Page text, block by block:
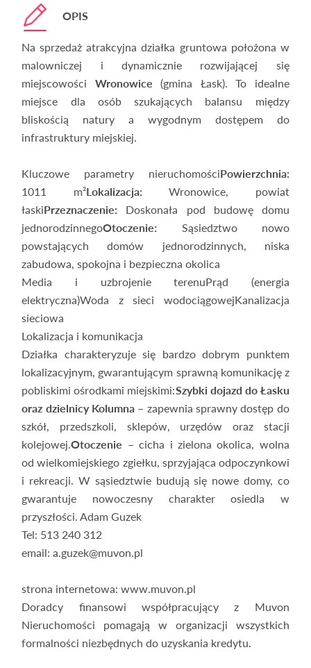
OPIS
Na sprzedaż atrakcyjna działka gruntowa położona w
malowniczej i dynamicznie rozwijającej się
miejscowości Wronowice (gmina Łask). To idealne
miejsce dla osób szukających balansu między
bliskością natury a wygodnym dostępem do
infrastruktury miejskiej.
Kluczowe parametry nieruchomościPowierzchnia:
1011 m²Lokalizacja: Wronowice, powiat
łaskiPrzeznaczenie: Doskonała pod budowę domu
jednorodzinnegoOtoczenie: Sąsiedztwo nowo
powstających domów jednorodzinnych, niska
zabudowa, spokojna i bezpieczna okolica
Media i uzbrojenie terenuPrąd (energia
elektryczna)Woda z sieci wodociągowejKanalizacja
sieciowa
Lokalizacja i komunikacja
Działka charakteryzuje się bardzo dobrym punktem
lokalizacyjnym, gwarantującym sprawną komunikację z
pobliskimi ośrodkami miejskimi:Szybki dojazd do Łasku
oraz dzielnicy Kolumna – zapewnia sprawny dostęp do
szkół, przedszkoli, sklepów, urzędów oraz stacji
kolejowej.Otoczenie – cicha i zielona okolica, wolna
od wielkomiejskiego zgiełku, sprzyjająca odpoczynkowi
i rekreacji. W sąsiedztwie budują się nowe domy, co
gwarantuje nowoczesny charakter osiedla w
przyszłości. Adam Guzek
Tel: 513 240 312
email: a.guzek@muvon.pl
strona internetowa: www.muvon.pl
Doradcy finansowi współpracujący z Muvon
Nieruchomości pomagają w organizacji wszystkich
formalności niezbędnych do uzyskania kredytu.